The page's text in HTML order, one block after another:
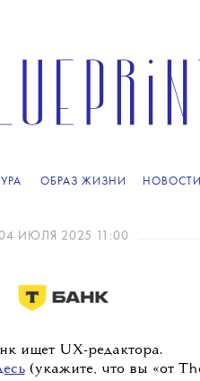
ОБРАЗ ЖИЗНИ НОВОСТИ
ИЮЛЯ 2025 11:00
ищет UX-редактора.
(укажите, что вы «от